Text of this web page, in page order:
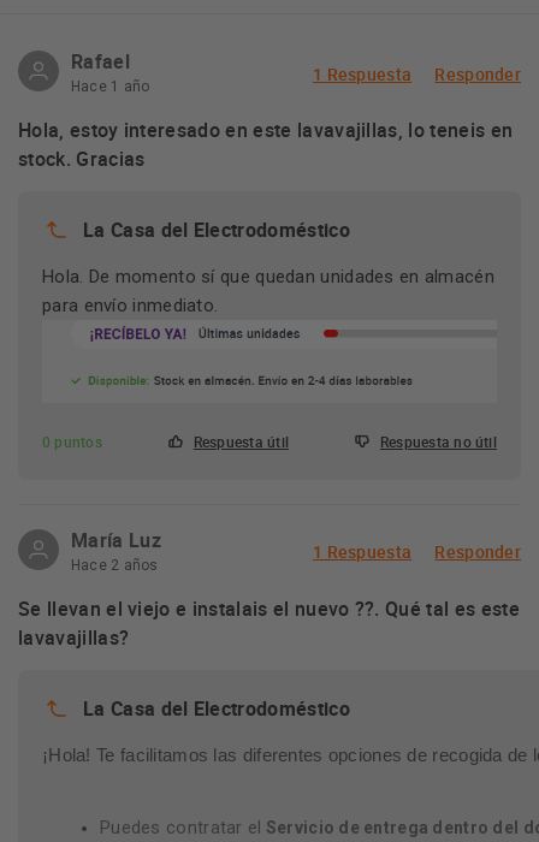
Rafael
Hace 1 año
1 Respuesta Responder
Hola, estoy interesado en este lavavajillas, lo teneis en
stock. Gracias
La Casa del Electrodoméstico
Hola. De momento sí que quedan unidades en almacén
para envío inmediato.
0 puntos Respuesta útil Respuesta no útil
María Luz
Hace 2 años
1 Respuesta Responder
Se llevan el viejo e instalais el nuevo ??. Qué tal es este
lavavajillas?
La Casa del Electrodoméstico
¡Hola! Te facilitamos las diferentes opciones de recogida
Puedes contratar el Servicio de entrega dentro del